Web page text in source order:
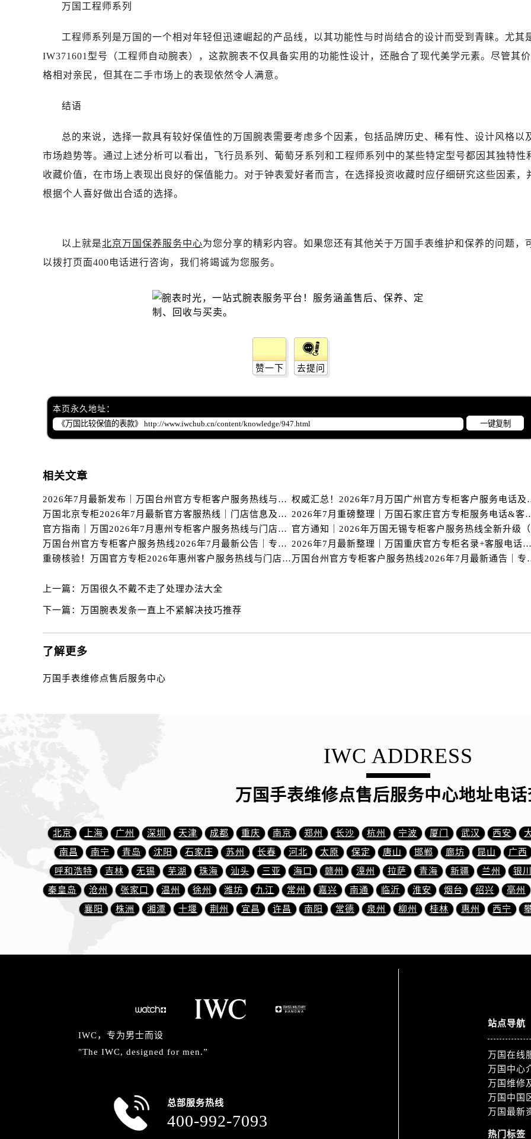
黑龙江省双鸭山市尖山区新兴大街万国售后服务中心（需提前预约）
吉林省白城市洮北区明仁南街万国售后服务中心（需提前预约）
吉林省辽源市龙山区人民大街万国售后服务中心（需提前预约）
吉林省松原市宁江区五环大街万国售后服务中心（需提前预约）
吉林省通化市东昌区环通乡江南大街万国售后服务中心（需提前预约）
辽宁省本溪市平山区胜利路万国售后服务中心（需提前预约）
辽宁省朝阳市双塔区新华路万国售后服务中心（需提前预约）
辽宁省抚顺市新抚区东一路万国售后服务中心（需提前预约）
辽宁省阜新市海州区解放大街万国售后服务中心（需提前预约）
辽宁省锦州市古塔区中央大街万国售后服务中心（需提前预约）
辽宁省辽阳市白塔区新运大街万国售后服务中心（需提前预约）
辽宁省铁岭市银州区南马路万国售后服务中心（需提前预约）
辽宁省沈阳市沈河区中街路137号亨得利名表维修授权店1楼万国售后服务中心（需提前预约）
河北省保定市竞秀区朝阳北大街北国先天下万国售后服务中心（需提前预约）
内蒙古自治区阿拉善盟市左旗土尔扈特大街万国售后服务中心（需提前预约）
内蒙古自治区巴彦淖尔市临河区新华街万国售后服务中心（需提前预约）
内蒙古自治区包头市青山区幸福路甲3号王府井百货名表维修万国售后服务中心（需提前预约）
内蒙古自治区赤峰市红山区哈达街万国售后服务中心（需提前预约）
内蒙古自治区呼伦贝尔市海拉尔区中央街万国售后服务中心（需提前预约）
内蒙古自治区通辽市科尔沁区明仁大街万国售后服务中心（需提前预约）
内蒙古自治区兴安盟市乌兰浩特市兴安大街万国售后服务中心（需提前预约）
山西省吕梁市离石区永宁中路与建设街交叉口万国售后服务中心（需提前预约）
山西省朔州市朔城区怡西路与鄯阳西街交汇处万国售后服务中心（需提前预约）
山西省忻州市忻府区和平东街与七一南路交叉口万国售后服务中心（需提前预约）
山西省运城市盐湖区河东街万国售后服务中心（需提前预约）
山西省长治市潞州区英雄中路万国售后服务中心（需提前预约）
山西省太原市迎泽区迎泽街道解放路15号亨得利名表维修授权店3楼万国售后服务中心（需提前预约）
天津市和平区赤峰道136号天津国际金融中心26层2603室万国售后服务中心（需提前预约）
安徽省安庆市迎江区人民路万国售后服务中心（需提前预约）
安徽省蚌埠市蚌山区淮河路万国售后服务中心（需提前预约）
安徽省淮南市田家庵区国庆中路万国售后服务中心（需提前预约）
安徽省铜陵市铜官区石城大道万国售后服务中心（需提前预约）
安徽省芜湖市镜湖区中山路步行街万国售后服务中心（需提前预约）
安徽省宣城市宣州区叠嶂西路万国售后服务中心（需提前预约）
万国工程师系列
工程师系列是万国的一个相对年轻但迅速崛起的产品线，以其功能性与时尚结合的设计而受到青睐。尤其
IW371601型号（工程师自动腕表），这款腕表不仅具备实用的功能性设计，还融合了现代美学元素。尽管其价
格相对亲民，但其在二手市场上的表现依然令人满意。
结语
总的来说，选择一款具有较好保值性的万国腕表需要考虑多个因素，包括品牌历史、稀有性、设计风格以
市场趋势等。通过上述分析可以看出，飞行员系列、葡萄牙系列和工程师系列中的某些特定型号都因其独特性
收藏价值，在市场上表现出良好的保值能力。对于钟表爱好者而言，在选择投资收藏时应仔细研究这些因素，
根据个人喜好做出合适的选择。
以上就是北京万国保养服务中心为您分享的精彩内容。如果您还有其他关于万国手表维护和保养的问题，
以拨打页面400电话进行咨询，我们将竭诚为您服务。
赞一下 去提问
本页永久地址：
一键复制
相关文章
2026年7月最新发布｜万国台州官方专柜客户服务热线与专柜信息攻略
权威汇总！2026
万国北京专柜2026年7月最新官方客服热线｜门店信息及服务攻略发布
2026年7月重磅整理｜万国石家庄官
官方指南｜万国2026年7月惠州专柜客户服务热线与门店信息全攻略
万国台州官方专柜客户服务热线2026年7月最新公告｜专柜信息权威核验
2026年7月最新整理｜万国重庆官方专柜名录+客服电话，门店信息大公开
重磅核验！万国官方专柜2026年惠州客户服务热线与门店信息（7月最新）
万国台州官方专柜客
上一篇： 万国很久不戴不走了处理办法大全
下一篇： 万国腕表发条一直上不紧解决技巧推荐
了解更多
万国手表维修点售后服务中心
IWC ADDRESS
万国手表维修点售后服务中心地址电话
北京 上海 广州 深圳 天津 成都 重庆 南京 郑州 长沙 杭州 宁波 厦门 武汉 西安
南昌
南宁 青岛 沈阳 石家庄 苏州 长春 河北 太原 保定 唐山 邯郸 廊坊 昆山 广西
呼和浩特
吉林 无锡 芜湖 珠海 汕头 三亚 海口 赣州 漳州 拉萨 青海 新疆 兰州 银川
秦皇岛
沧州 张家口 温州 徐州 潍坊 九江 常州 嘉兴 南通 临沂 淮安 烟台 绍兴 亳州
襄阳
株洲 湘潭 十堰 荆州 宜昌 许昌 南阳 常德 泉州 柳州 桂林 惠州 西宁
IWC，专为男士而设
"The IWC, designed for men.”
总部服务热线
400-992-7093
站点导航
万国在线
万国中心
万国维修
万国中国
万国最新
热门标签